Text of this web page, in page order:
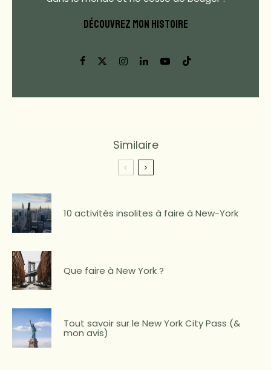
DÉCOUVREZ MON HISTOIRE
Similaire
10 activités insolites à faire à New-York
Que faire à New York ?
Tout savoir sur le New York City Pass (&
mon avis)